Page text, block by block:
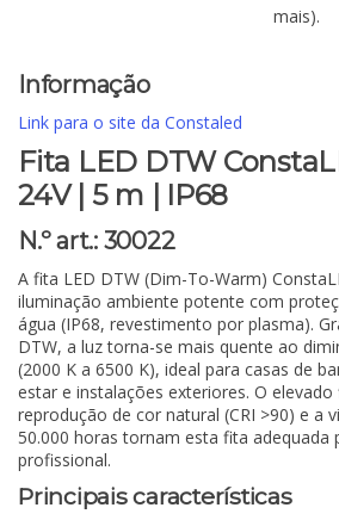
mais).
Informação
Link para o site da Constaled
Fita LED DTW
24V | 5 m | IP68
N.º art.: 30022
A fita LED DTW (Dim-To-Warm)
iluminação ambiente potente com
água (IP68, revestimento por plasma).
DTW, a luz torna-se mais quente ao
(2000 K a 6500 K), ideal para casas de
estar e instalações exteriores. O
reprodução de cor natural (CRI >90) e a
50.000 horas tornam esta fita adequada
profissional.
Principais características